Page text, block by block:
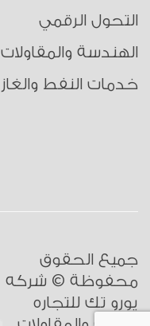
التحول الرقمي
الهندسة والمقاولات
خدمات النفط والغاز
جميع الحقوق
محفوظة © شركه
يورو تك للتجاره